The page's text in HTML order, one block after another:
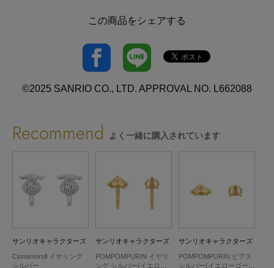
この商品をシェアする
©2025 SANRIO CO., LTD. APPROVAL NO. L662088
Recommend よく一緒に購入されています
サンリオキャラクターズ
Cinnamoroll イヤリング
シルバー
サンリオキャラクターズ
POMPOMPURIN イヤリ
ング シルバー(イエロー
サンリオキャラクターズ
POMPOMPURIN ピアス
シルバー(イエローゴール